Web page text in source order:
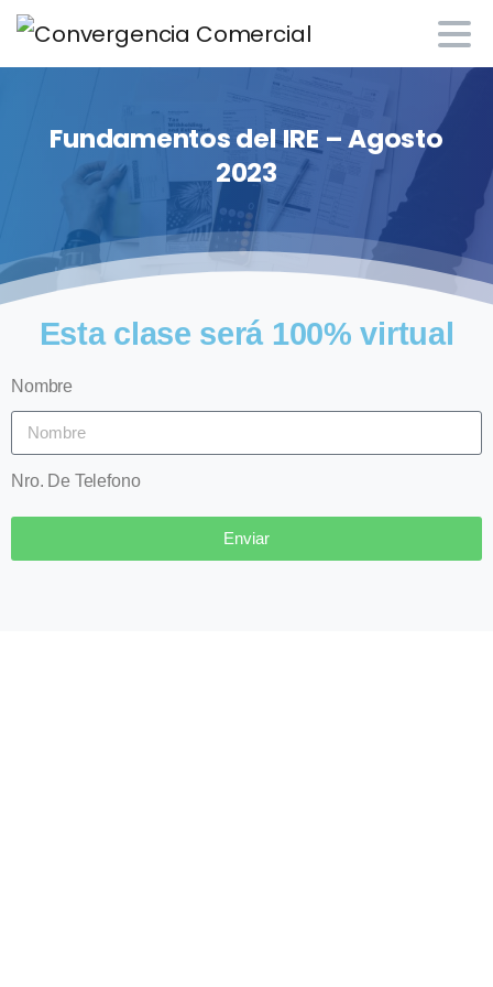
FundamentosdelIRE –Agosto
2023
Esta clase será 100% virtual
Nombre
Nro. De Telefono
Enviar